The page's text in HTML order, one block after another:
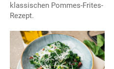
klassischen Pommes-Frites-
Rezept.